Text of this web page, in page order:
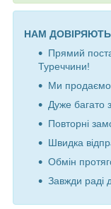
НАМ
Прямий
Туреччини!
Ми продаємо
Дуже багато
Повторні
Швидка
Обмін
Завжди раді